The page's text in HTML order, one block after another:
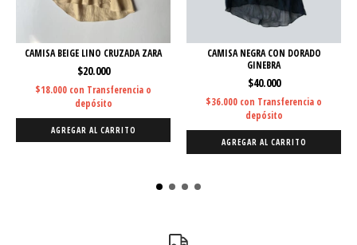
CAMISA BEIGE LINO CRUZADA ZARA
$20.000
$18.000 con Transferencia o
depósito
AGREGAR AL CARRITO
CAMISA NEGRA CON DORADO
GINEBRA
$40.000
$36.000 con Transferencia o
depósito
AGREGAR AL CARRITO